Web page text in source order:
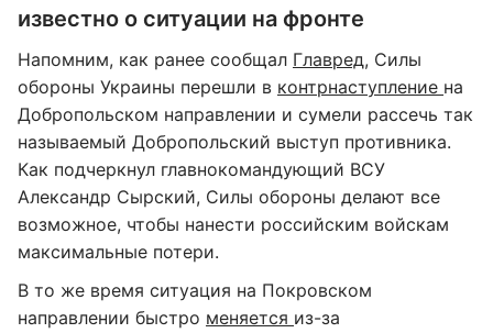
известно о ситуации на фронте
Напомним, как ранее сообщал Главред, Силы
обороны Украины перешли в контрнаступление на
Добропольском направлении и сумели рассечь так
называемый Добропольский выступ противника.
Как подчеркнул главнокомандующий ВСУ
Александр Сырский, Силы обороны делают все
возможное, чтобы нанести российским войскам
максимальные потери.
В то же время ситуация на Покровском
направлении быстро меняется из-за